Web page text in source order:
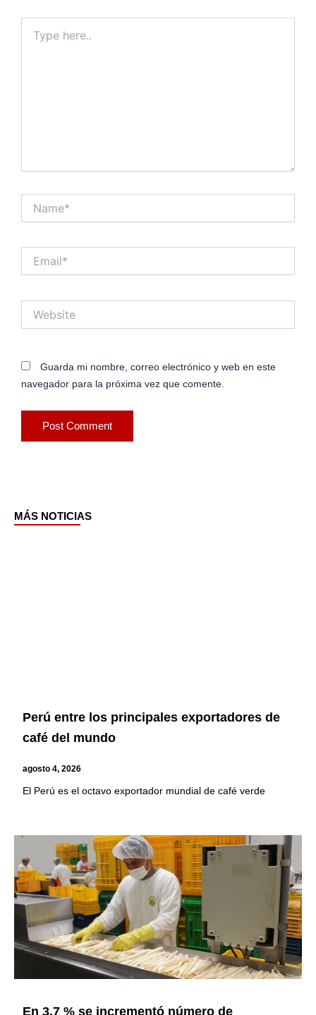
here..
Guarda mi nombre, correo electrónico y web en este
navegador para la próxima vez que comente.
MÁS NOTICIAS
Perú entre los principales exportadores de
café del mundo
agosto 4, 2026
El Perú es el octavo exportador mundial de café verde
En 3.7 % se incrementó número de